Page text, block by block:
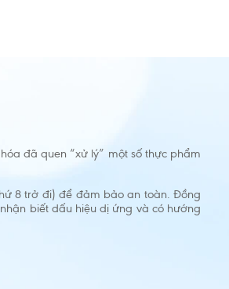
đã quen “xử lý” một số thực phẩm
8 trở đi) để đảm bảo an toàn. Đồng
biết dấu hiệu dị ứng và có hướng